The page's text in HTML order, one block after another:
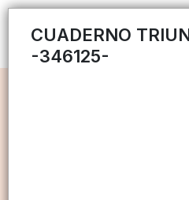
CUADERNO
-346125-